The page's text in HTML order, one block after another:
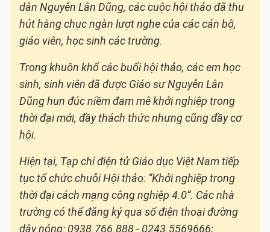
dân Nguyễn Lân Dũng, các cuộc hội thảo đã thu
hút hàng chục ngàn lượt nghe của các cán bộ,
giáo viên, học sinh các trường.
Trong khuôn khổ các buổi hội thảo, các em học
sinh, sinh viên đã được Giáo sư Nguyễn Lân
Dũng hun đúc niềm đam mê khởi nghiệp trong
thời đại mới, đầy thách thức nhưng cũng đầy cơ
hội.
Hiện tại, Tạp chí điện tử Giáo dục Việt Nam tiếp
tục tổ chức chuỗi Hội thảo: “Khởi nghiệp trong
thời đại cách mạng công nghiệp 4.0”. Các nhà
trường có thể đăng ký qua số điện thoại đường
dây nóng: 0938.766.888 - 0243.5569666;